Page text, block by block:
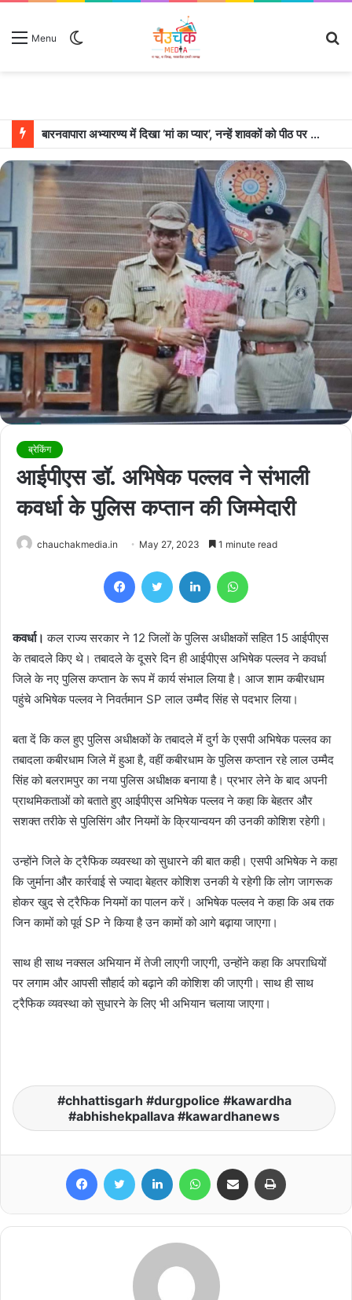
Menu
बारनवापारा अभ्यारण्य में दिखा ‘मां का प्यार’, नन्हें शावकों को पीठ पर बैठाकर घूमती दिखी मादा भालू
ब्रेकिंग
आईपीएस डॉ. अभिषेक पल्लव ने संभाली
कवर्धा के पुलिस कप्तान की जिम्मेदारी
chauchakmedia.in May 27, 2023 1 minute read
FacebookTwitter LinkedIn
कवर्धा। कल राज्य सरकार ने 12 जिलों के पुलिस अधीक्षकों सहित 15 आईपीएस
के तबादले किए थे। तबादले के दूसरे दिन ही आईपीएस अभिषेक पल्लव ने कवर्धा
जिले के नए पुलिस कप्तान के रूप में कार्य संभाल लिया है। आज शाम कबीरधाम
पहुंचे अभिषेक पल्लव ने निवर्तमान SP लाल उम्मैद सिंह से पदभार लिया।
बता दें कि कल हुए पुलिस अधीक्षकों के तबादले में दुर्ग के एसपी अभिषेक पल्लव का
तबादला कबीरधाम जिले में हुआ है, वहीं कबीरधाम के पुलिस कप्तान रहे लाल उम्मैद
सिंह को बलरामपुर का नया पुलिस अधीक्षक बनाया है। प्रभार लेने के बाद अपनी
प्राथमिकताओं को बताते हुए आईपीएस अभिषेक पल्लव ने कहा कि बेहतर और
सशक्त तरीके से पुलिसिंग और नियमों के क्रियान्वयन की उनकी कोशिश रहेगी।
उन्होंने जिले के ट्रैफिक व्यवस्था को सुधारने की बात कही। एसपी अभिषेक ने कहा
कि जुर्माना और कार्रवाई से ज्यादा बेहतर कोशिश उनकी ये रहेगी कि लोग जागरूक
होकर खुद से ट्रैफिक नियमों का पालन करें। अभिषेक पल्लव ने कहा कि अब तक
जिन कामों को पूर्व SP ने किया है उन कामों को आगे बढ़ाया जाएगा।
साथ ही साथ नक्सल अभियान में तेजी लाएगी जाएगी, उन्होंने कहा कि अपराधियों
पर लगाम और आपसी सौहार्द को बढ़ाने की कोशिश की जाएगी। साथ ही साथ
ट्रैफिक व्यवस्था को सुधारने के लिए भी अभियान चलाया जाएगा।
chhattisgarh #durgpolice #kawardha
#abhishekpallava #kawardhanews
FacebookTwitter LinkedIn WhatsAppShare via Email